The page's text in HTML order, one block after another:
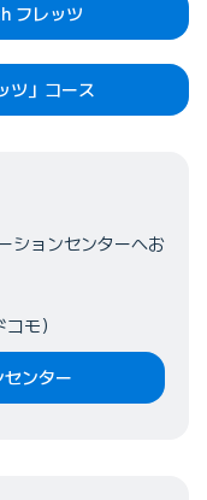
フレッツ
ツ」コース
ションセンターへお
モ）
ンター